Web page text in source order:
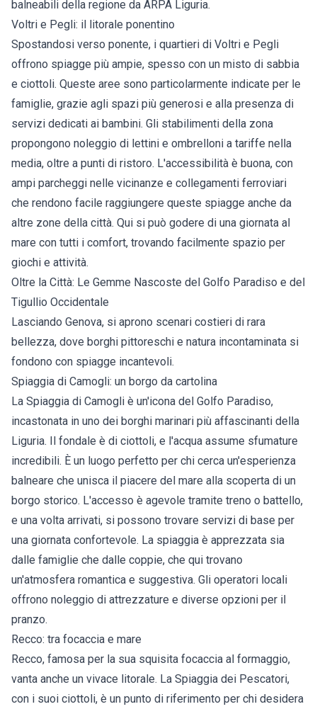
balneabili della regione da ARPA Liguria.
Voltri e Pegli: il litorale ponentino
Spostandosi verso ponente, i quartieri di Voltri e Pegli
offrono spiagge più ampie, spesso con un misto di sabbia
e ciottoli. Queste aree sono particolarmente indicate per le
famiglie, grazie agli spazi più generosi e alla presenza di
servizi dedicati ai bambini. Gli stabilimenti della zona
propongono noleggio di lettini e ombrelloni a tariffe nella
media, oltre a punti di ristoro. L'accessibilità è buona, con
ampi parcheggi nelle vicinanze e collegamenti ferroviari
che rendono facile raggiungere queste spiagge anche da
altre zone della città. Qui si può godere di una giornata al
mare con tutti i comfort, trovando facilmente spazio per
giochi e attività.
Oltre la Città: Le Gemme Nascoste del Golfo Paradiso e del
Tigullio Occidentale
Lasciando Genova, si aprono scenari costieri di rara
bellezza, dove borghi pittoreschi e natura incontaminata si
fondono con spiagge incantevoli.
Spiaggia di Camogli: un borgo da cartolina
La Spiaggia di Camogli è un'icona del Golfo Paradiso,
incastonata in uno dei borghi marinari più affascinanti della
Liguria. Il fondale è di ciottoli, e l'acqua assume sfumature
incredibili. È un luogo perfetto per chi cerca un'esperienza
balneare che unisca il piacere del mare alla scoperta di un
borgo storico. L'accesso è agevole tramite treno o battello,
e una volta arrivati, si possono trovare servizi di base per
una giornata confortevole. La spiaggia è apprezzata sia
dalle famiglie che dalle coppie, che qui trovano
un'atmosfera romantica e suggestiva. Gli operatori locali
offrono noleggio di attrezzature e diverse opzioni per il
pranzo.
Recco: tra focaccia e mare
Recco, famosa per la sua squisita focaccia al formaggio,
vanta anche un vivace litorale. La Spiaggia dei Pescatori,
con i suoi ciottoli, è un punto di riferimento per chi desidera